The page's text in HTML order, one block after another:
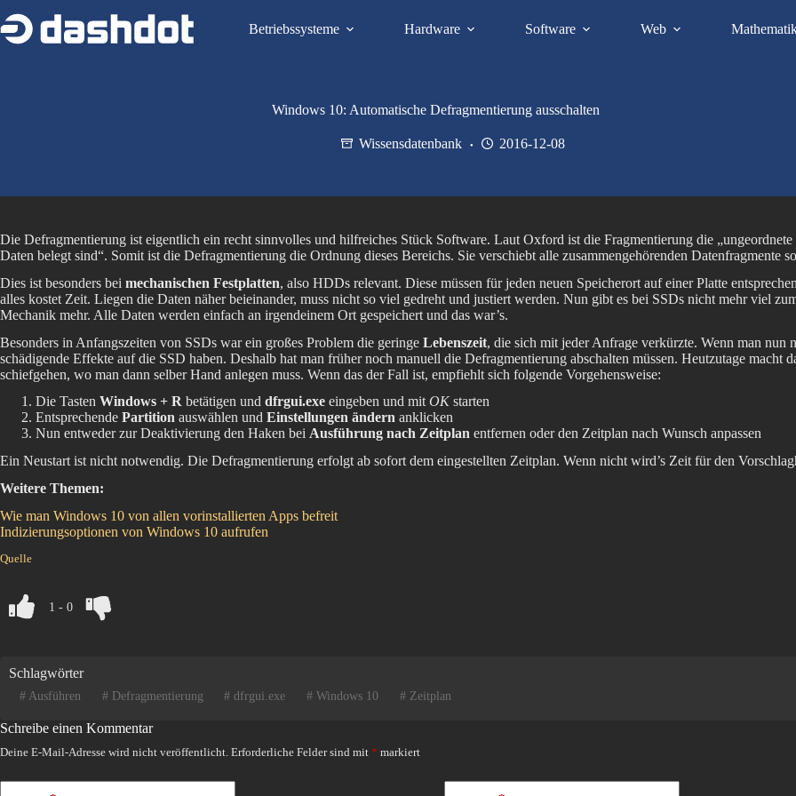
Inhalt
springen
Betriebssysteme Hardware Software Web
Windows 10: Automatische Defragmentierung ausschalten
Wissensdatenbank 2016-12-08
Die Defragmentierung ist eigentlich ein recht sinnvolles und hilfreiches Stück Software. Laut Oxford ist die Fragmentierung die
Daten belegt sind“. Somit ist die Defragmentierung die Ordnung dieses Bereichs. Sie verschiebt alle zusammengehörenden Datenfragmente
Dies ist besonders bei mechanischen Festplatten, also HDDs relevant. Diese müssen für jeden neuen Speicherort auf einer Platte
alles kostet Zeit. Liegen die Daten näher beieinander, muss nicht so viel gedreht und justiert werden. Nun gibt es bei SSDs nicht mehr viel
Mechanik mehr. Alle Daten werden einfach an irgendeinem Ort gespeichert und das war’s.
Besonders in Anfangszeiten von SSDs war ein großes Problem die geringe Lebenszeit, die sich mit jeder Anfrage verkürzte. Wenn man nun
schädigende Effekte auf die SSD haben. Deshalb hat man früher noch manuell die Defragmentierung abschalten müssen. Heutzutage macht
schiefgehen, wo man dann selber Hand anlegen muss. Wenn das der Fall ist, empfiehlt sich folgende Vorgehensweise:
Die Tasten Windows + R betätigen und dfrgui.exe eingeben und mit OKstarten
Entsprechende Partition auswählen und Einstellungen ändern anklicken
Nun entweder zur Deaktivierung den Haken bei Ausführung nach Zeitplan entfernen oder den Zeitplan nach Wunsch anpassen
Ein Neustart ist nicht notwendig. Die Defragmentierung erfolgt ab sofort dem eingestellten Zeitplan. Wenn nicht wird’s Zeit für den
Weitere Themen:
Wie man Windows 10 von allen vorinstallierten Apps befreit
Indizierungsoptionen von Windows 10 aufrufen
Quelle
1 - 0
Schlagwörter
#Ausführen #Defragmentierung # dfrgui.exe # Windows 10 # Zeitplan
Schreibe einen Kommentar
Deine E-Mail-Adresse wird nicht veröffentlicht. Erforderliche Felder sind mit * markiert